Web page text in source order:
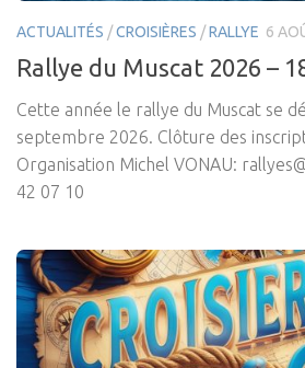
ACTUALITÉS /CROISIÈRES /RALLYE 6
Rallye du Muscat 2026 –
Cette année le rallye du Muscat se
septembre 2026. Clôture des
Organisation Michel VONAU:
42 07 10